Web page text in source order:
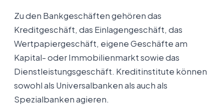
Zu den Bankgeschäften gehören das
Kreditgeschäft, das Einlagengeschäft, das
Wertpapiergeschäft, eigene Geschäfte am
Kapital- oder Immobilienmarkt sowie das
Dienstleistungsgeschäft. Kreditinstitute können
sowohl als Universalbanken als auch als
Spezialbanken agieren.